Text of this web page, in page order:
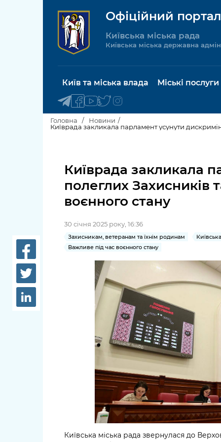
Офіційний
Київська міська рада
Київська міська державна
Київ та міська влада
Київська міська рада
Про Київ
Структура
Проєкти розпоряджень, що
перебувають на погодженні
КМВА
Міські послуги
Пільги,
Освіта
заклади
Дороги,
парковки
Головна
Новини
Київрада закликала парламент усунути
Київрада закликала
полеглих Захисників
воєнного стану
30 січня 2025 року, 16:36
Захисникам, ветеранам та їхнім родинам
Важливе під час воєнного стану
Київська міська рада звернулася до